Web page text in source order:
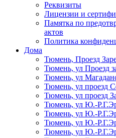
Реквизиты
Лицензии и
Памятка по
актов
Политика
Дома
Тюмень, Проезд
Тюмень, ул Проезд
Тюмень, ул
Тюмень, ул проезд
Тюмень, ул проезд
Тюмень, ул Ю.-
Тюмень, ул Ю.-
Тюмень, ул Ю.-
Тюмень, ул Ю.-